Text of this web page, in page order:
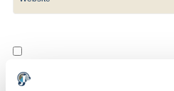
Save my name, email, and
next time I comment.